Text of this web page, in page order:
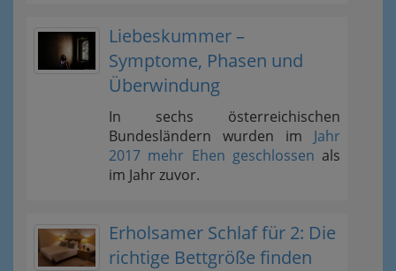
Liebeskummer –
Symptome, Phasen und
Überwindung
In sechs österreichischen
Bundesländern wurden im Jahr
2017 mehr Ehen geschlossen als
im Jahr zuvor.
Erholsamer Schlaf für 2: Die
richtige Bettgröße finden